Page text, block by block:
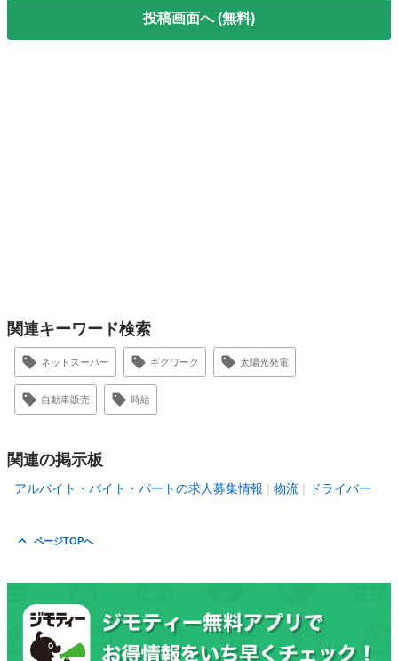
投稿画面へ (無料)
関連キーワード検索
ネットスーパー ギグワーク 太陽光発電
自動車販売 時給
関連の掲示板
アルバイト・バイト・パートの求人募集情報 物流 ドライバー
ページTOPへ